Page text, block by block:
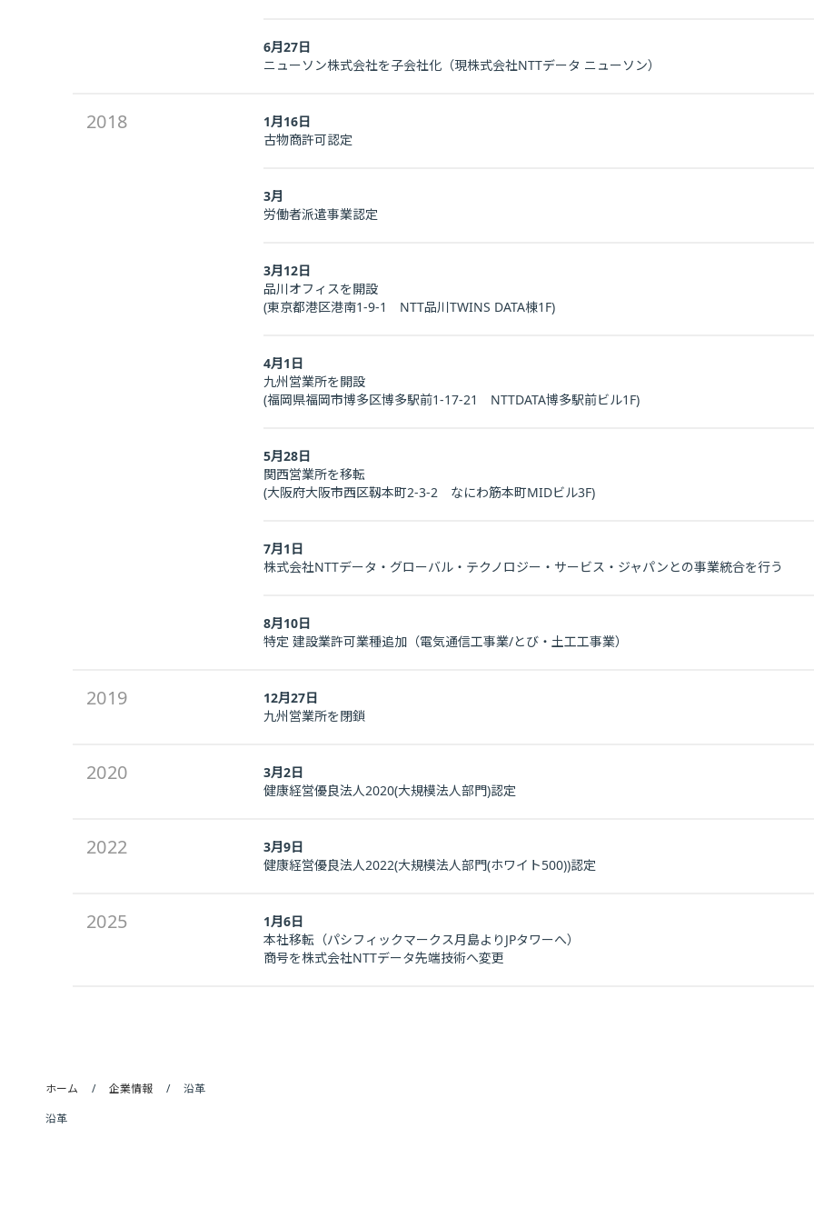
6月27日
ニューソン株式会社を子会社化（現株式会社NTTデータ ニューソン）
2018
1月16日
古物商許可認定
3月
労働者派遣事業認定
3月12日
品川オフィスを開設
(東京都港区港南1-9-1 NTT品川TWINS DATA棟1F)
4月1日
九州営業所を開設
(福岡県福岡市博多区博多駅前1-17-21 NTTDATA博多駅前ビル1F)
5月28日
関西営業所を移転
(大阪府大阪市西区靱本町2-3-2 なにわ筋本町MIDビル3F)
7月1日
株式会社NTTデータ・グローバル・テクノロジー・サービス・ジャパンとの事業統合を行う
8月10日
特定 建設業許可業種追加（電気通信工事業/とび・土工工事業）
2019
12月27日
九州営業所を閉鎖
2020
3月2日
健康経営優良法人2020(大規模法人部門)認定
2022
3月9日
健康経営優良法人2022(大規模法人部門(ホワイト500))認定
2025
1月6日
本社移転（パシフィックマークス月島よりJPタワーへ）
商号を株式会社NTTデータ先端技術へ変更
ホーム 企業情報
沿革
沿革